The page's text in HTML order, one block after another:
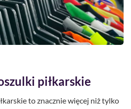
piłkarskie
to znacznie więcej niż tylko